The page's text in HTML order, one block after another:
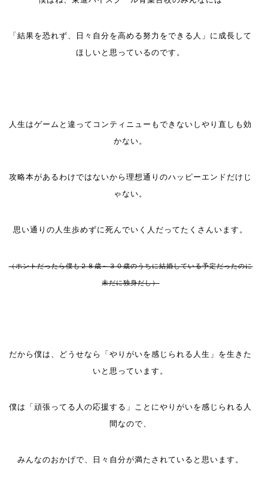
「結果を恐れず、日々自分を高める努力をできる人」に成長して
ほしいと思っているのです。
人生はゲームと違ってコンティニューもできないしやり直しも効
かない。
攻略本があるわけではないから理想通りのハッピーエンドだけじ
ゃない。
思い通りの人生歩めずに死んでいく人だってたくさんいます。
（ホントだったら僕も２８歳～３０歳のうちに結婚している予定だったのに
未だに独身だし）
だから僕は、どうせなら「やりがいを感じられる人生」を生きた
いと思っています。
僕は「頑張ってる人の応援する」ことにやりがいを感じられる人
間なので、
みんなのおかげで、日々自分が満たされていると思います。